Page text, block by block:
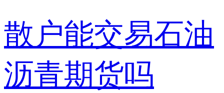
散户能交易石油
沥青期货吗